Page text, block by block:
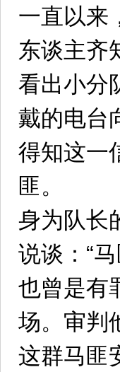
一直以来
东谈主齐
看出小分
戴的电台
得知这一
匪。
身为队长
说谈：“
也曾是有
场。审判
这群马匪